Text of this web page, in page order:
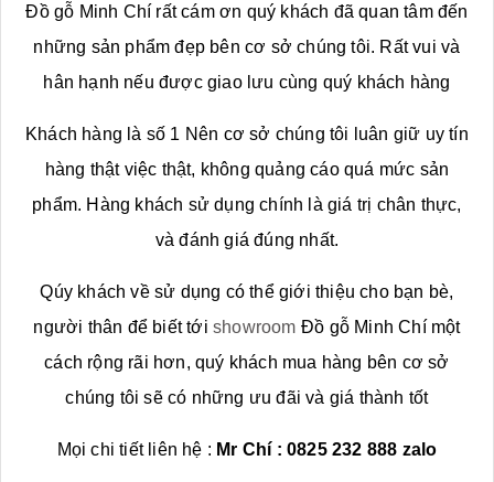
Đồ gỗ Minh Chí rất cám ơn quý khách đã quan tâm đến
những sản phẩm đẹp bên cơ sở chúng tôi. Rất vui và
hân hạnh nếu được giao lưu cùng quý khách hàng
Khách hàng là số 1 Nên cơ sở chúng tôi luân giữ uy tín
hàng thật việc thật, không quảng cáo quá mức sản
phẩm. Hàng khách sử dụng chính là giá trị chân thực,
và đánh giá đúng nhất.
Qúy khách về sử dụng có thể giới thiệu cho bạn bè,
người thân để biết tớishowroom Đồ gỗ Minh Chí một
cách rộng rãi hơn, quý khách mua hàng bên cơ sở
chúng tôi sẽ có những ưu đãi và giá thành tốt
Mọi chi tiết liên hệ : Mr Chí : 0825 232 888 zalo